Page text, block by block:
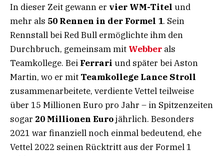
In dieser Zeit gewann er vier WM-Titel und
mehr als 50 Rennen in der Formel 1. Sein
Rennstall bei Red Bull ermöglichte ihm den
Durchbruch, gemeinsam mit Webber als
Teamkollege. Bei Ferrari und später bei Aston
Martin, wo er mit Teamkollege Lance Stroll
zusammenarbeitete, verdiente Vettel teilweise
über 15 Millionen Euro pro Jahr – in Spitzenzeiten
sogar 20 Millionen Eurojährlich. Besonders
2021 war finanziell noch einmal bedeutend, ehe
Vettel 2022 seinen Rücktritt aus der Formel 1